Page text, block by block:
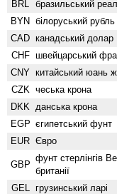
BRL бразильський реал
BYN білоруський рубль
CAD канадський долар
CHF швейцарський
CNY китайський юань
CZK чеська крона
DKK данська крона
EGP єгипетський фунт
EUR Євро
GBP
фунт стерлінгів
британії
GEL грузинський ларі